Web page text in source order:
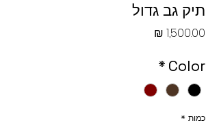
תיק גב גדול
Color
*
כמות *